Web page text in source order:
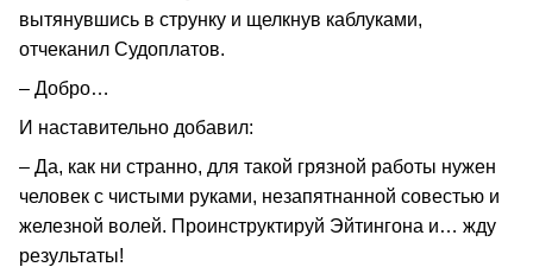
вытянувшись в струнку и щелкнув каблуками,
отчеканил Судоплатов.
– Добро…
И наставительно добавил:
– Да, как ни странно, для такой грязной работы нужен
человек с чистыми руками, незапятнанной совестью и
железной волей. Проинструктируй Эйтингона и… жду
результаты!